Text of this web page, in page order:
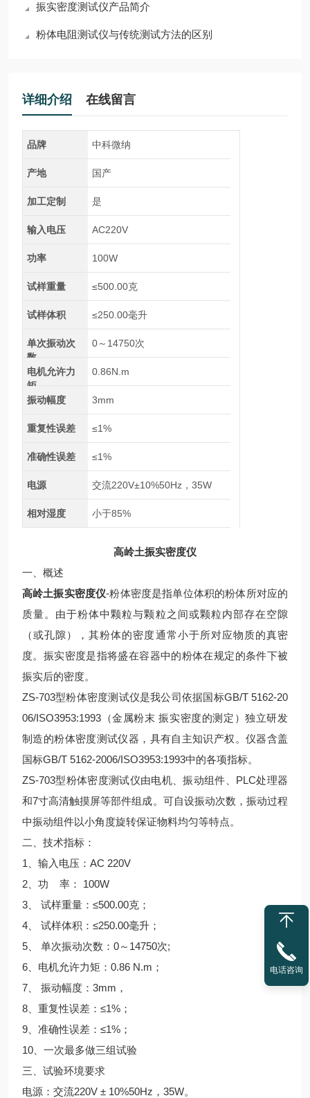
振实密度测试仪产品简介
粉体电阻测试仪与传统测试方法的区别
详细介绍 在线留言
品牌 中科微纳
产地 国产
加工定制 是
输入电压 AC220V
功率 100W
试样重量 ≤500.00克
试样体积 ≤250.00毫升
单次振动次
数
0～14750次
电机允许力
矩
0.86N.m
振动幅度 3mm
重复性误差 ≤1%
准确性误差 ≤1%
电源 交流220V±10%50Hz，35W
相对湿度 小于85%
高岭土振实密度仪
一、概述
高岭土振实密度仪-粉体密度是指单位体积的粉体所对应的
质量。由于粉体中颗粒与颗粒之间或颗粒内部存在空隙
（或孔隙），其粉体的密度通常小于所对应物质的真密
度。振实密度是指将盛在容器中的粉体在规定的条件下被
振实后的密度。
ZS-703型粉体密度测试仪是我公司依据国标GB/T 5162-20
06/ISO3953:1993（金属粉末 振实密度的测定）独立研发
制造的粉体密度测试仪器，具有自主知识产权。仪器含盖
国标GB/T 5162-2006/ISO3953:1993中的各项指标。
ZS-703型粉体密度测试仪由电机、振动组件、PLC处理器
和7寸高清触摸屏等部件组成。可自设振动次数，振动过程
中振动组件以小角度旋转保证物料均匀等特点。
二、技术指标：
1、输入电压：AC 220V
2、功 率： 100W
3、 试样重量：≤500.00克；
4、 试样体积：≤250.00毫升；
5、 单次振动次数：0～14750次;
6、电机允许力矩：0.86 N.m；
7、 振动幅度：3mm，
8、重复性误差：≤1%；
9、准确性误差：≤1%；
10、一次最多做三组试验
三、试验环境要求
电源：交流220V ± 10%50Hz，35W。
电话咨询